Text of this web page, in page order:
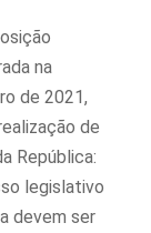
na
de 2021,
de
República:
legislativo
devem ser